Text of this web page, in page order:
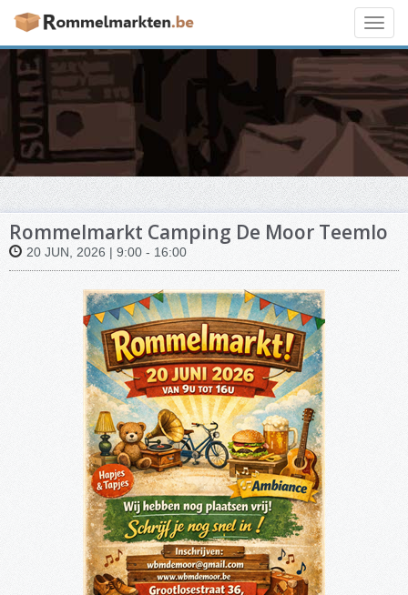
Rommelmarkt Camping De Moor Teemlo
20 JUN, 2026 | 9:00 - 16:00